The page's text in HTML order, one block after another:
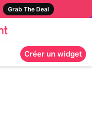
Grab The Deal
Créer un widget